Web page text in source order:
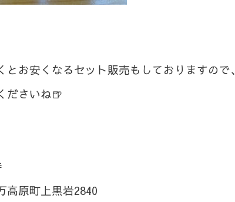
とお安くなるセット販売もしておりますので、
ださいね🍺
高原町上黒岩2840